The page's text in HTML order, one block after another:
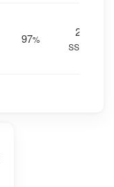
97%
2
SSW